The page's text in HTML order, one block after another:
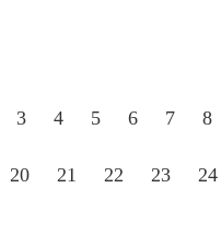
3 4 5 6 7 8
20 21 22 23 24